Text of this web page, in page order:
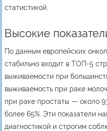
статистикой.
Высокие
По данным европейских
стабильно входит в ТОП-5
выживаемости при
выживаемость при раке
при раке простаты — около
более 65%. Эти показатели
диагностикой и строгим